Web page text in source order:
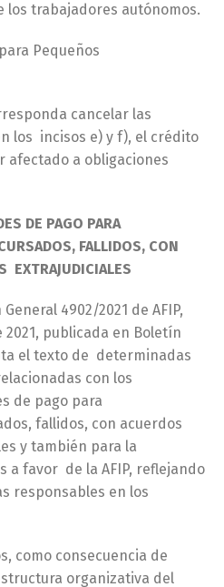
los trabajadores autónomos.
Pequeños
cancelar las
los incisos e) y f), el crédito
afectado a obligaciones
DE PAGO PARA
FALLIDOS, CON
EXTRAJUDICIALES
4902/2021 de AFIP,
publicada en Boletín
el texto de determinadas
con los
de pago para
fallidos, con acuerdos
y también para la
a favor de la AFIP, reflejando
responsables en los
como consecuencia de
organizativa del